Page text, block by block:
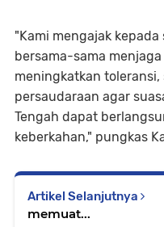
"Kami mengajak
bersama-sama
meningkatkan
persaudaraan agar
Tengah dapat
keberkahan," pungkas
Artikel Selanjutnya
memuat...